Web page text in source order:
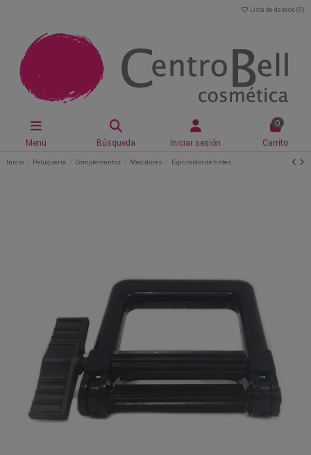
Lista de deseos (0 )
Menú Búsqueda Iniciar sesión
0
Carrito
Inicio Peluquería Complementos Medidores Exprimidor de tintes